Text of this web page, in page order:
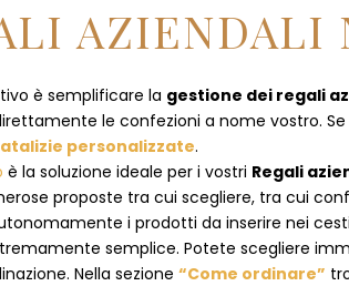
AZIENDALI
è semplificare la gestione dei regali
le confezioni a nome vostro.
personalizzate.
è la soluzione ideale per i vostri Regali
proposte tra cui scegliere, tra cui
i prodotti da inserire nei
semplice. Potete scegliere
. Nella sezione “Come ordinare”